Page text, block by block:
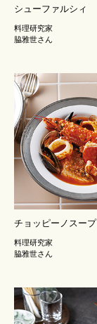
シューファルシィ
料理研究家
脇雅世さん
チョッピーノスープ
料理研究家
脇雅世さん